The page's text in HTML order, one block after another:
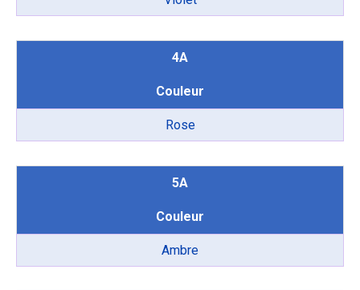
4A
Couleur
Rose
5A
Couleur
Ambre